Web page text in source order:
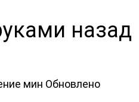
назад
мин Обновлено